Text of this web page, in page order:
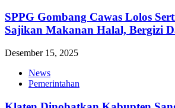
SPPG Gombang Cawas Lolos
Sajikan Makanan Halal, Bergizi
Desember 15, 2025
News
Pemerintahan